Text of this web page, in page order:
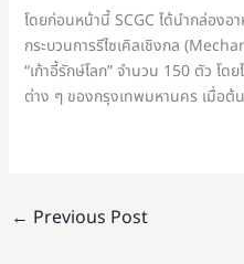
โดยก่อนหน้านี้ SCGC ได้นำกล่องอ
กระบวนการรีไซเคิลเชิงกล
“เก้าอี้รักษ์โลก” จำนวน 150 ตัว โด
ต่าง ๆ ของกรุงเทพมหานคร เมื่อต้
← Previous Post